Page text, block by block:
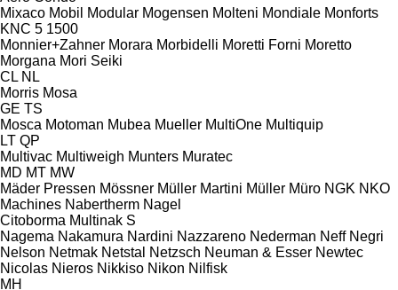
Mixaco Mobil Modular Mogensen Molteni Mondiale Monforts
KNC 5 1500
Monnier+Zahner Morara Morbidelli Moretti Forni Moretto
Morgana Mori Seiki
CL NL
Morris Mosa
GE TS
Mosca Motoman Mubea Mueller MultiOne Multiquip
LT QP
Multivac Multiweigh Munters Muratec
MD MT MW
Mäder Pressen Mössner Müller Martini Müller Müro NGK NKO
Machines Nabertherm Nagel
Citoborma Multinak S
Nagema Nakamura Nardini Nazzareno Nederman Neff Negri
Nelson Netmak Netstal Netzsch Neuman & Esser Newtec
Nicolas Nieros Nikkiso Nikon Nilfisk
MH